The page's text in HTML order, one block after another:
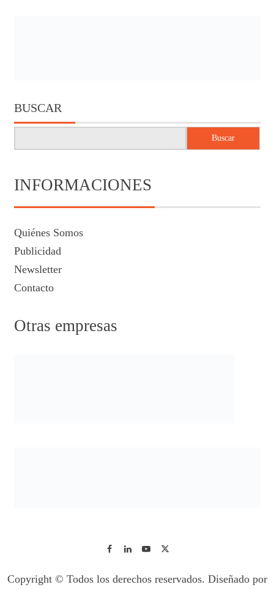
BUSCAR
Buscar
INFORMACIONES
Quiénes Somos
Publicidad
Newsletter
Contacto
Otras empresas
Copyright © Todos los derechos reservados. Diseñado por